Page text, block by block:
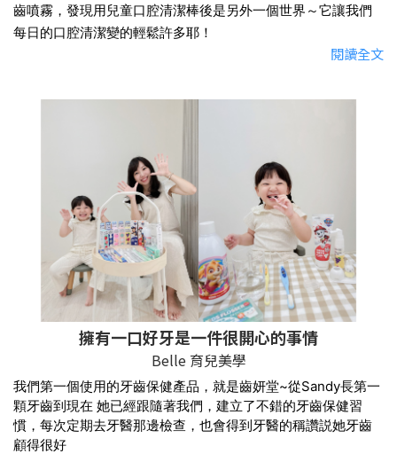
齒噴霧，發現用兒童口腔清潔棒後是另外一個世界～它讓我們
每日的口腔清潔變的輕鬆許多耶！
閱讀全文
擁有一口好牙是一件很開心的事情
Belle 育兒美學
我們第一個使用的牙齒保健產品，就是齒妍堂~從Sandy長第一
顆牙齒到現在 她已經跟隨著我們，建立了不錯的牙齒保健習
慣，每次定期去牙醫那邊檢查，也會得到牙醫的稱讚説她牙齒
顧得很好